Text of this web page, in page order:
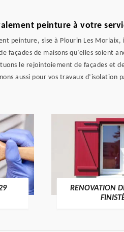
peinture à votre
peinture, sise à Plourin Les
façades de maisons qu’elles soient
le rejointoiement de façades et
aussi pour vos travaux
RENOVATION